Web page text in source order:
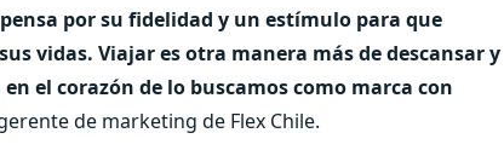
por su fidelidad y un estímulo para que
vidas. Viajar es otra manera más de descansar y
el corazón de lo buscamos como marca con
de marketing de Flex Chile.